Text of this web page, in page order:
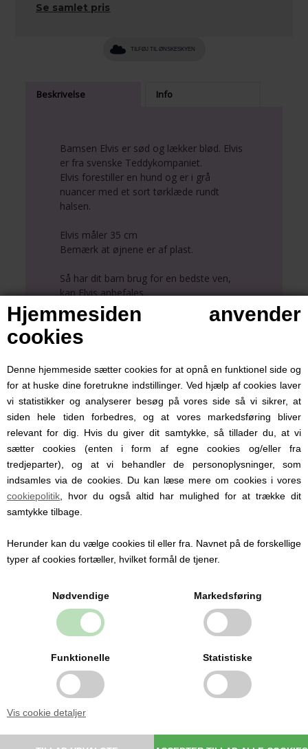
Hjemmesiden anvender
cookies
Denne hjemmeside sætter cookies for at opnå en funktionel side og
for at huske dine foretrukne indstillinger. Ved hjælp af cookies laver
vi statistikker og analyserer besøg på vores side så vi sikrer, at
siden hele tiden forbedres, og at vores markedsføring bliver
relevant for dig. Hvis du giver dit samtykke, så tillader du, at vi
sætter cookies (enten i form af egne cookies og/eller fra
tredjeparter), og at vi behandler de personoplysninger, som
indsamles via de cookies. Du kan læse mere om cookies i vores
cookiepolitik , hvor du også altid har mulighed for at trække dit
samtykke tilbage.
Herunder kan du vælge cookies til eller fra. Navnet på de forskellige
typer af cookies fortæller, hvilket formål de tjener.
Nødvendige Markedsføring
Funktionelle Statistiske
Vis cookie detaljer
Se samlet pris
TILFØJ TIL ØNSKESKYEN
Beskrivelse Info
Bamsen Elvis er sød og lækker blød. Elvis
er fra svenske Teddykompaniet.
Elvis forestiller en hund og er i grå
nuancer med et sort tørklæde rundt
halsen.
Elvis måler 35 cm
Bemærk at øjnene er af plast.
Så har dit barn brug for en bedste ven,
kan Elvis anbefales.
Bamsen Elvis er i 100 % polyester og kan
vaskes på 40 grader.
Personlige produkter med
navn
Hos Babysutten specialiserer vi os i
personlige babyprodukter med navn. Vi
tilbyder blandt andet sutter med navn,
nusseklude og babytæpper, hvor du kan få
detaljer.
Personlige produkter gør hverdagen
Se alle produkter med navn her
Sikkert og nøje udvalgt til